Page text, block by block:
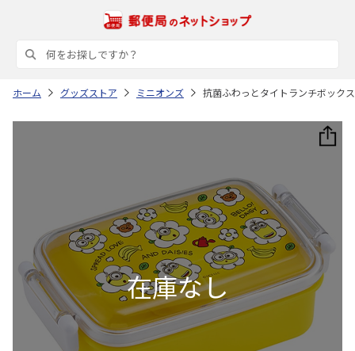
ホーム グッズストア ミニオンズ 抗菌ふわっとタイトランチボック